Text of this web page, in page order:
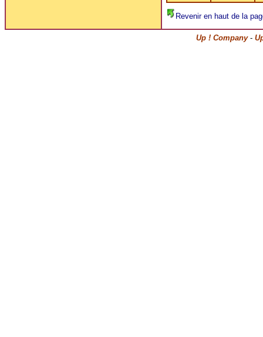
Revenir en haut de la
Up ! Company-